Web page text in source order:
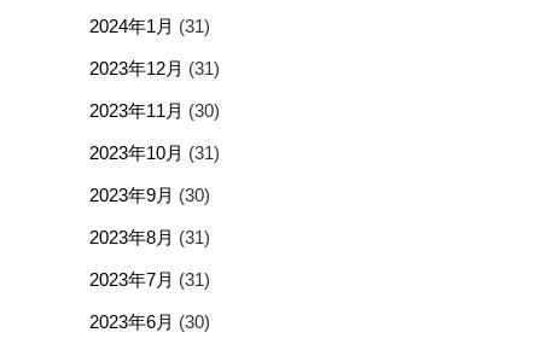
2024年1月 (31)
2023年12月 (31)
2023年11月 (30)
2023年10月 (31)
2023年9月 (30)
2023年8月 (31)
2023年7月 (31)
2023年6月 (30)